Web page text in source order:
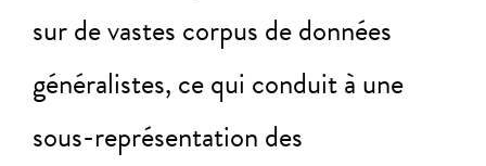
sur de vastes corpus de données
généralistes, ce qui conduit à une
sous-représentation des